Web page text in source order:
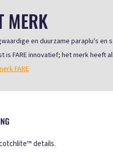
MERK
en duurzame paraplu's en
is FARE innovatief; het merk heeft
FARE
details.